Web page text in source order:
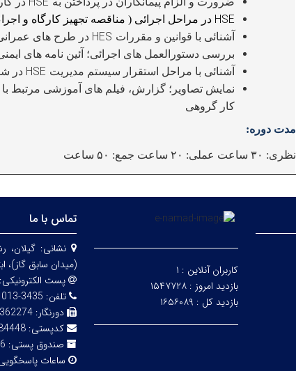
HSE در مراحل اجرائی ( مناقصه تجهیز کارگاه و
آشنائی با قوانین و مقررات
در طرح های
بررسی دستورالعمل های اجرائی؛ آئین نامه های
آشنائی با مراحل استقرار سیستم مدیریت
در
نمایش تصاویر؛ گزارش، فیلم های آموزشی مرتبط با
کار گروهی
مدت دوره:
نظری: ساعت عملی: ساعت جمع: ساعت
کاربران آنلاین : ۱
بازدید امروز : ۱۵۴۷۷۲۸
بازدید کل : ۱۶۵۶۰۸۹
تماس با ما
نشانی:
(میدان سابق گاز)،
پست الکترونیکی:
تلفن: 3435-013
دورنگار:
کدپستی:
صندوق پستی:
ساعات